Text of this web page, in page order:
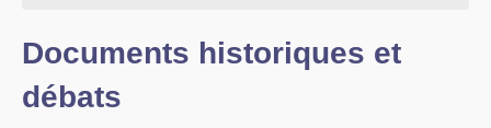
Documents historiques et
débats